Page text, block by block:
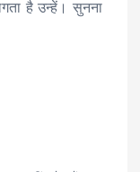
है उन्हें। सुनना